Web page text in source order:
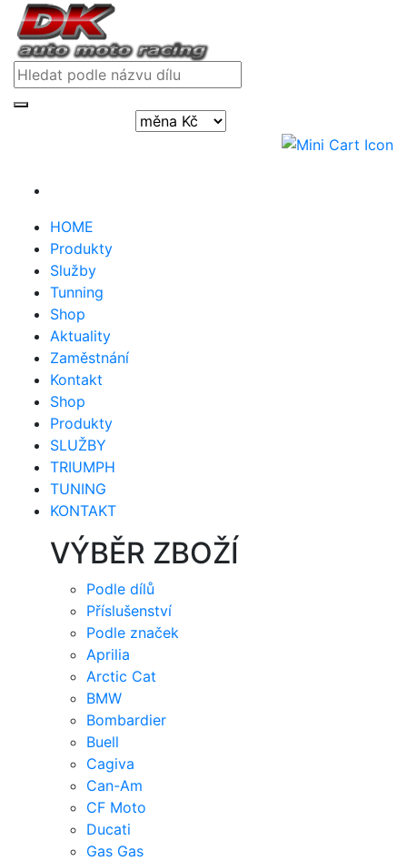
HOME
Produkty
Služby
Tunning
Shop
Aktuality
Zaměstnání
Kontakt
Shop
Produkty
SLUŽBY
TRIUMPH
TUNING
KONTAKT
VÝBĚR ZBOŽÍ
Podle dílů
Příslušenství
Podle značek
Aprilia
Arctic Cat
BMW
Bombardier
Buell
Cagiva
Can-Am
CF Moto
Ducati
Gas Gas